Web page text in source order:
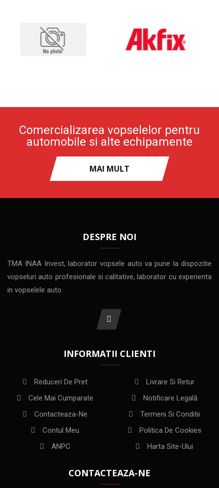
Comercializarea vopselelor pentru
automobile si alte echipamente
MAI MULT
DESPRE NOI
TMA INAA Invest, laborator vopsele auto va pune la dispozitie
vopseluri auto profesionale si calitative, laborator cu experienta
in vopselele auto
INFORMATII CLIENTI
Reduceri De Pret
Cele Mai Cumparate
Contacteaza-Ne
Contul Meu
ANPC
Livrare Si Retur
Notificare Legală
Termeni Si Conditii
Politica De Cookies
Harta Site-Ului
CONTACTEAZA-NE